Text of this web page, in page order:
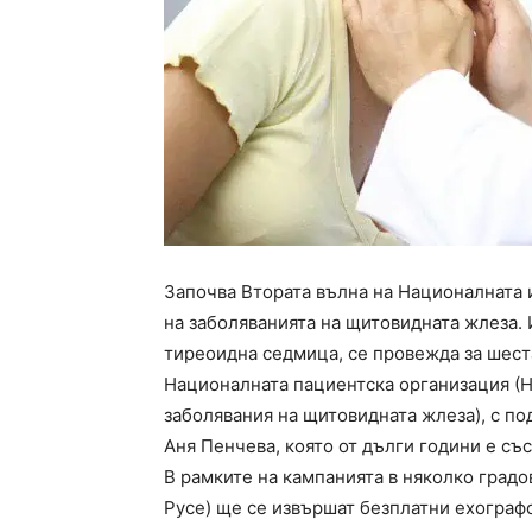
Започва Втората вълна на
на заболяванията на щитовидната
тиреоидна седмица, се провежда за
Националната пациентска организация
заболявания на щитовидната жлеза), с
Аня Пенчева, която от дълги години е
В рамките на кампанията в няколко
Русе) ще се извършат безплатни